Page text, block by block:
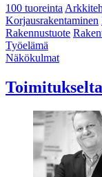
100 tuoreinta
Korjausrakentaminen
Rakennustuote
Työelämä
Näkökulmat
Toimitukselta